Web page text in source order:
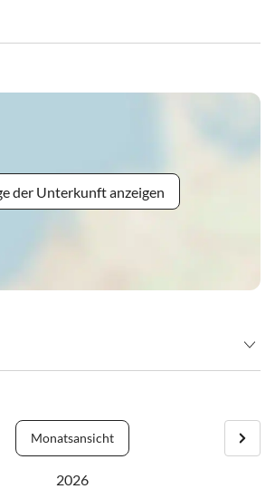
der Unterkunft anzeigen
mit Rücksprache eventuell länger
Monatsansicht
2026